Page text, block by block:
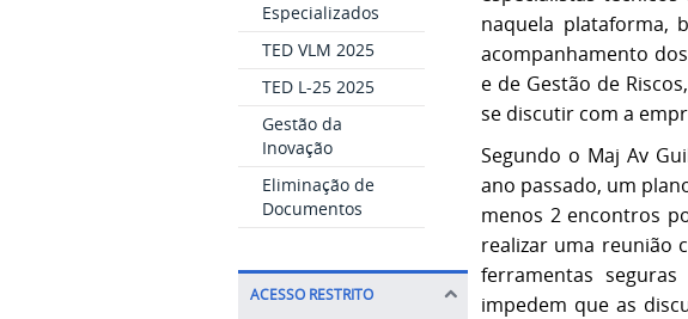
Especializados
TED VLM 2025
TED L-25 2025
Gestão da
Inovação
Eliminação de
Documentos
ACESSO RESTRITO
naquela plataforma,
acompanhamento
e de Gestão de
se discutir com a
Segundo o Maj Av
ano passado, um
menos 2 encontros
realizar uma reunião
ferramentas
impedem que as